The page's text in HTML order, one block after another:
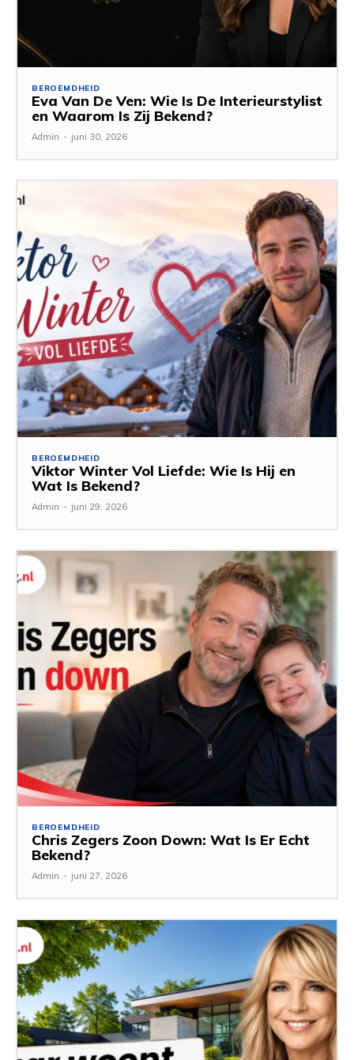
BEROEMDHEID
Eva Van De Ven: Wie Is De Interieurstylist
en Waarom Is Zij Bekend?
Admin - juni 30, 2026
BEROEMDHEID
Viktor Winter Vol Liefde: Wie Is Hij en
Wat Is Bekend?
Admin - juni 29, 2026
BEROEMDHEID
Chris Zegers Zoon Down: Wat Is Er Echt
Bekend?
Admin - juni 27, 2026